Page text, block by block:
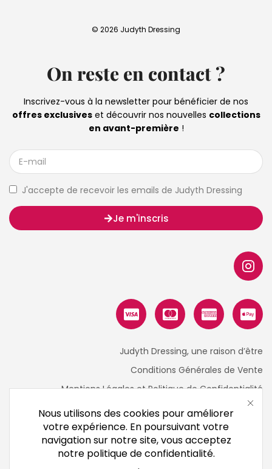
© 2026 Judyth Dressing
On reste en contact ?
Inscrivez-vous à la newsletter pour bénéficier de nos
offres exclusiveset découvrir nos nouvelles collections
en avant-première !
J'accepte de recevoir les emails de Judyth Dressing
Je m'inscris
Judyth Dressing, une raison d’être
Conditions Générales de Vente
Mentions Légales et Politique de Confidentialité
Nous utilisons des cookies pour améliorer
votre expérience. En poursuivant votre
navigation sur notre site, vous acceptez
notre politique de confidentialité.